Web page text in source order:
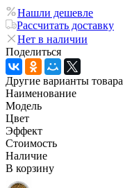
Нашли дешевле
Рассчитать доставку
Нет в наличии
Поделиться
Другие варианты товара
Наименование
Модель
Цвет
Эффект
Стоимость
Наличие
В корзину